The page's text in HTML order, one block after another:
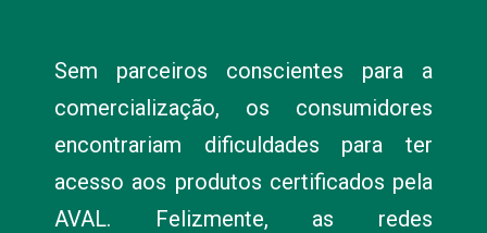
Sem parceiros conscientes para a
comercialização, os consumidores
encontrariam dificuldades para ter
acesso aos produtos certificados pela
AVAL. Felizmente, as redes